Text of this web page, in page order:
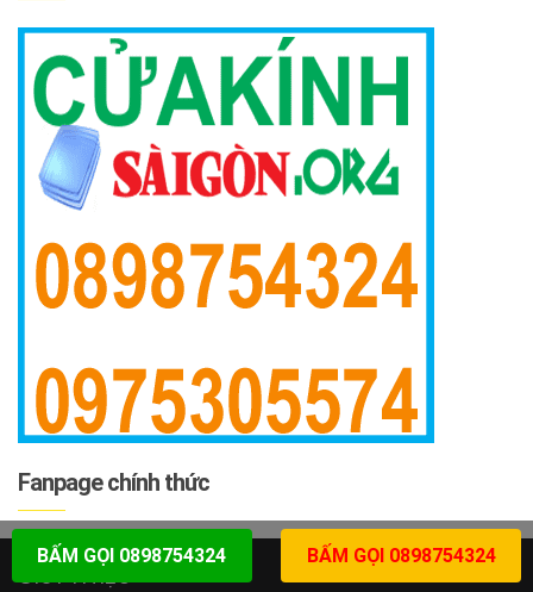
Fanpage chính thức
BẤM GỌI 0898754324 BẤM GỌI 0898754324